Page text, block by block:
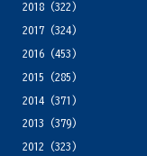
2018(322)
2017(324)
2016(453)
2015 (285)
2014(371)
2013 (379)
2012 (323)